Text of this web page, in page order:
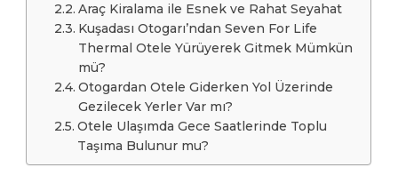
Araç Kiralama ile Esnek ve Rahat Seyahat
Kuşadası Otogarı’ndan Seven For Life
Thermal Otele Yürüyerek Gitmek Mümkün
mü?
Otogardan Otele Giderken Yol Üzerinde
Gezilecek Yerler Var mı?
Otele Ulaşımda Gece Saatlerinde Toplu
Taşıma Bulunur mu?